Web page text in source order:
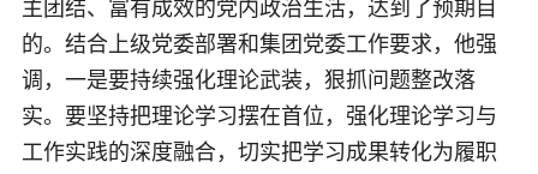
主团结、富有成效的党内政治生活，达到了预期目
的。结合上级党委部署和集团党委工作要求，他强
调，一是要持续强化理论武装，狠抓问题整改落
实。要坚持把理论学习摆在首位，强化理论学习与
工作实践的深度融合，切实把学习成果转化为履职